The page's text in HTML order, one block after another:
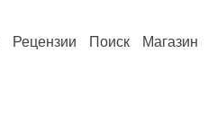
Рецензии Поиск Магазин